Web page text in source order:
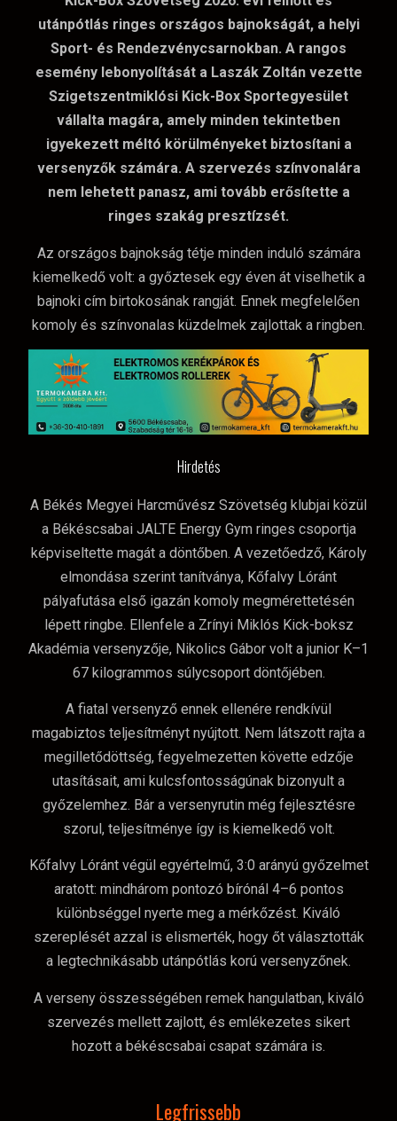
utánpótlás ringes országos bajnokságát, a helyi
Sport- és Rendezvénycsarnokban. A rangos
esemény lebonyolítását a Laszák Zoltán vezette
Szigetszentmiklósi Kick-Box Sportegyesület
vállalta magára, amely minden tekintetben
igyekezett méltó körülményeket biztosítani a
versenyzők számára. A szervezés színvonalára
nem lehetett panasz, ami tovább erősítette a
ringes szakág presztízsét.
Az országos bajnokság tétje minden induló számára
kiemelkedő volt: a győztesek egy éven át viselhetik a
bajnoki cím birtokosának rangját. Ennek megfelelően
komoly és színvonalas küzdelmek zajlottak a ringben.
Hirdetés
A Békés Megyei Harcművész Szövetség klubjai közül
a Békéscsabai JALTE Energy Gym ringes csoportja
képviseltette magát a döntőben. A vezetőedző, Károly
elmondása szerint tanítványa, Kőfalvy Lóránt
pályafutása első igazán komoly megmérettetésén
lépett ringbe. Ellenfele a Zrínyi Miklós Kick-boksz
Akadémia versenyzője, Nikolics Gábor volt a junior K–1
67 kilogrammos súlycsoport döntőjében.
A fiatal versenyző ennek ellenére rendkívül
magabiztos teljesítményt nyújtott. Nem látszott rajta a
megilletődöttség, fegyelmezetten követte edzője
utasításait, ami kulcsfontosságúnak bizonyult a
győzelemhez. Bár a versenyrutin még fejlesztésre
szorul, teljesítménye így is kiemelkedő volt.
Kőfalvy Lóránt végül egyértelmű, 3:0 arányú győzelmet
aratott: mindhárom pontozó bírónál 4–6 pontos
különbséggel nyerte meg a mérkőzést. Kiváló
szereplését azzal is elismerték, hogy őt választották
a legtechnikásabb utánpótlás korú versenyzőnek.
A verseny összességében remek hangulatban, kiváló
szervezés mellett zajlott, és emlékezetes sikert
hozott a békéscsabai csapat számára is.
Legfrissebb